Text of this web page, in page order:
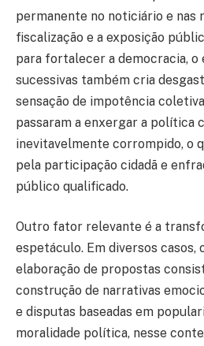
permanente no noticiário e nas
fiscalização e a exposição
para fortalecer a democracia, o
sucessivas também cria
sensação de impotência
passaram a enxergar a política
inevitavelmente corrompido, o
pela participação cidadã e
público qualificado.
Outro fator relevante é a
espetáculo. Em diversos casos,
elaboração de propostas
construção de narrativas
e disputas baseadas em
moralidade política, nesse